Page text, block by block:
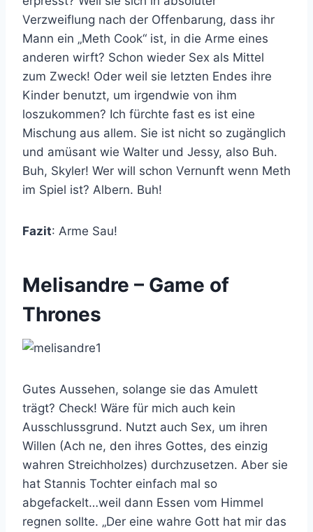
Verzweiflung nach der Offenbarung, dass ihr
Mann ein „Meth Cook“ ist, in die Arme eines
anderen wirft? Schon wieder Sex als Mittel
zum Zweck! Oder weil sie letzten Endes ihre
Kinder benutzt, um irgendwie von ihm
loszukommen? Ich fürchte fast es ist eine
Mischung aus allem. Sie ist nicht so zugänglich
und amüsant wie Walter und Jessy, also Buh.
Buh, Skyler! Wer will schon Vernunft wenn Meth
im Spiel ist? Albern. Buh!
Fazit: Arme Sau!
Melisandre – Game of
Thrones
Gutes Aussehen, solange sie das Amulett
trägt? Check! Wäre für mich auch kein
Ausschlussgrund. Nutzt auch Sex, um ihren
Willen (Ach ne, den ihres Gottes, des einzig
wahren Streichholzes) durchzusetzen. Aber sie
hat Stannis Tochter einfach mal so
abgefackelt…weil dann Essen vom Himmel
regnen sollte. „Der eine wahre Gott hat mir das